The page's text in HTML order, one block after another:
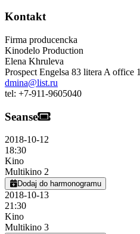
Kontakt
Firma producencka
Kinodelo Production
Elena Khruleva
Prospect Engelsa 83 litera A office 1
dmina@list.ru
tel: +7-911-9605040
Seanse
2018-10-12
18:30
Kino
Multikino 2
Dodaj do harmonogramu
2018-10-13
21:30
Kino
Multikino 3